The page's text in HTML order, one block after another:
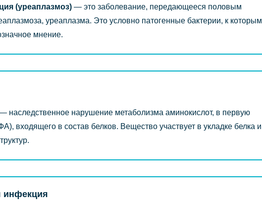
(уреаплазмоз) ― это заболевание, передающееся половым
уреаплазма. Это условно патогенные бактерии, к которым
мнение.
наследственное нарушение метаболизма аминокислот, в первую
входящего в состав белков. Вещество участвует в укладке белка и
инфекция